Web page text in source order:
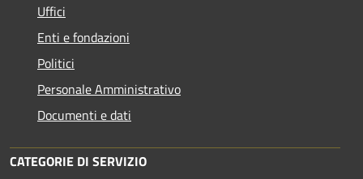
Uffici
Enti e fondazioni
Politici
Personale Amministrativo
Documenti e dati
CATEGORIE DI SERVIZIO